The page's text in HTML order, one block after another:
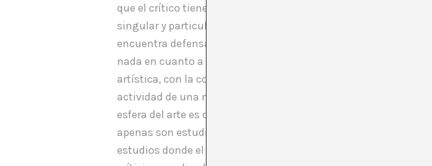
que el crítico tiene en mente a la audiencia a la que va dirigido
singular y particular, lo que exige una multiplicidad de voces
encuentra defensa en Robert Storr mientras que es
nada en cuanto a la manera de ejercer la crítica. Una
artística, con la consiguiente ampliación del término “artista”,
actividad de una manera similar? La tesis de que la figura del
esfera del arte es discutible y al mismo tiempo argumentable.
apenas son estudiadas o comparadas, mientras que en los
estudios donde el curator es (casi siempre de manera ultra-